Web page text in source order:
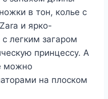
в тон, колье с
и ярко-
легким загаром
принцессу. А
можно
на плоском